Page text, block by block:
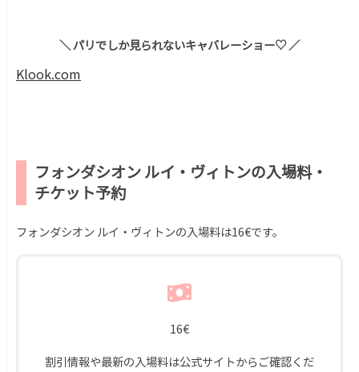
＼ パリでしか見られないキャバレーショー♡ ／
Klook.com
フォンダシオン ルイ・ヴィトンの入場料・
チケット予約
フォンダシオン ルイ・ヴィトンの入場料は16€です。
16€
割引情報や最新の入場料は公式サイトからご確認くだ